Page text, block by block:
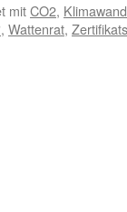
mitCO2,
, Wattenrat,